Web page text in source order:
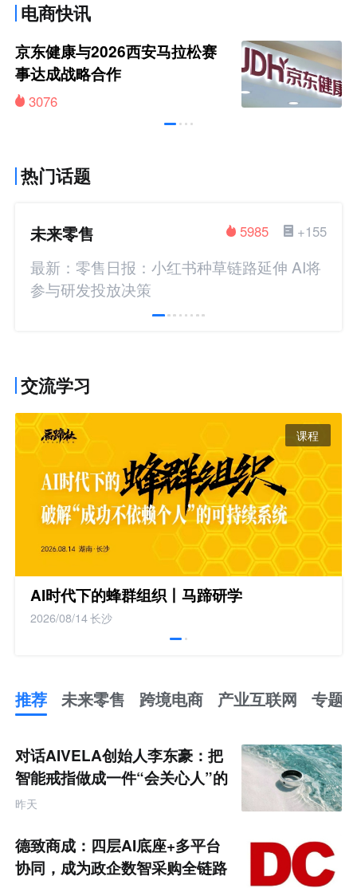
电商快讯
京东健康与2026西安马拉松赛
事达成战略合作
3076
热门话题
未来零售 +155
5985
最新：零售日报：小红书种草链路延伸 AI将
参与研发投放决策
交流学习
课程
AI时代下的蜂群组织丨马蹄研学
2026/08/14长沙
推荐 未来零售 跨境电商 产业互联网 专题
来
零
售
跨
境
商
产
业
互
对话AIVELA创始人李东豪：把
智能戒指做成一件“会关心人”的
饰品
昨天
德致商成：四层AI底座+多平台
协同，成为政企数智采购全链路